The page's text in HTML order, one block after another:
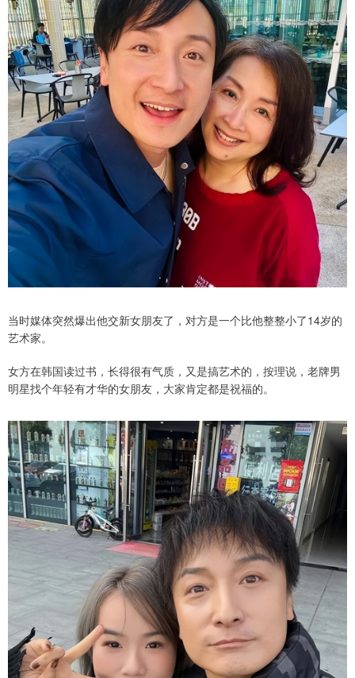
当时媒体突然爆出他交新女朋友了，对方是一个比他整整小了14岁的
艺术家。
女方在韩国读过书，长得很有气质，又是搞艺术的，按理说，老牌男
明星找个年轻有才华的女朋友，大家肯定都是祝福的。